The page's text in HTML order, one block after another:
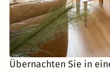
Übernachten Sie in